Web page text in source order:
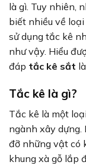
là gì. Tuy nhiên,
biết nhiều về
sử dụng tắc kê
như vậy. Hiểu
đáp tắc kê sắt
Tắc kê là gì?
Tắc kê là một
ngành xây dựng.
đỡ những vật có
khung xà gỗ lắp